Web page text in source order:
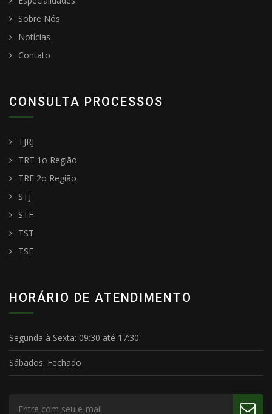
Sobre Nós
Notícias
Contato
CONSULTA PROCESSOS
TJRJ
TRT 1o Região
TRF 2o Região
STJ
STF
TST
TSE
HORÁRIO DE ATENDIMENTO
Segunda à Sexta: 09:30 até 17:30
Sábados: Fechado